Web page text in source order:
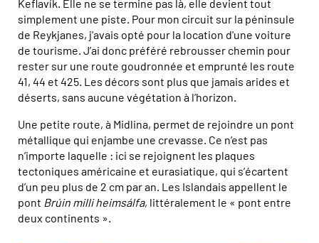
Keflavík. Elle ne se termine pas là, elle devient tout
simplement une piste. Pour mon circuit sur la péninsule
de Reykjanes, j'avais opté pour la location d'une voiture
de tourisme. J’ai donc préféré rebrousser chemin pour
rester sur une route goudronnée et emprunté les route
41, 44 et 425. Les décors sont plus que jamais arides et
déserts, sans aucune végétation à l’horizon.
Une petite route, à Midlina, permet de rejoindre un pont
métallique qui enjambe une crevasse. Ce n’est pas
n’importe laquelle : ici se rejoignent les plaques
tectoniques américaine et eurasiatique, qui s’écartent
d’un peu plus de 2 cm par an. Les Islandais appellent le
pont Brúin milli heimsálfa, littéralement le « pont entre
deux continents ».